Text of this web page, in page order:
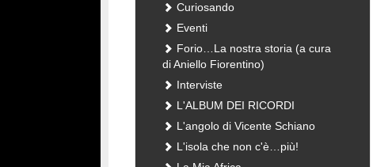
Curiosando
Eventi
Forio…La nostra storia (a cura
di Aniello Fiorentino)
Interviste
L'ALBUM DEI RICORDI
L'angolo di Vicente Schiano
L'isola che non c'è…più!